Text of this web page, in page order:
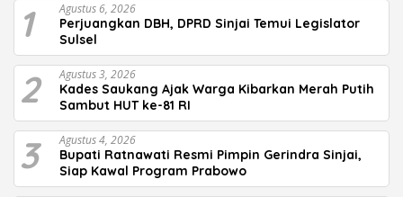
1 Agustus 6, 2026
Perjuangkan DBH, DPRD Sinjai Temui Legislator
Sulsel
2 Agustus 3, 2026
Kades Saukang Ajak Warga Kibarkan Merah Putih
Sambut HUT ke-81 RI
3 Agustus 4, 2026
Bupati Ratnawati Resmi Pimpin Gerindra Sinjai,
Siap Kawal Program Prabowo